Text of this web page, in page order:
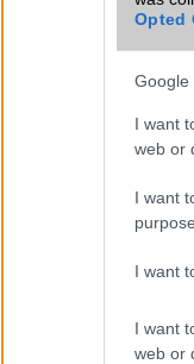
Opted
Google
I want
web or
I want
I want
I want
web or